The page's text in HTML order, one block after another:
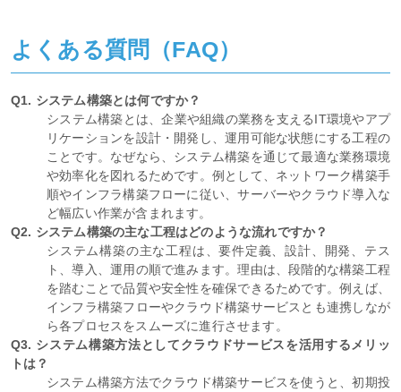
よくある質問（FAQ）
Q1. システム構築とは何ですか？
システム構築とは、企業や組織の業務を支えるIT環境やアプ
リケーションを設計・開発し、運用可能な状態にする工程の
ことです。なぜなら、システム構築を通じて最適な業務環境
や効率化を図れるためです。例として、ネットワーク構築手
順やインフラ構築フローに従い、サーバーやクラウド導入な
ど幅広い作業が含まれます。
Q2. システム構築の主な工程はどのような流れですか？
システム構築の主な工程は、要件定義、設計、開発、テス
ト、導入、運用の順で進みます。理由は、段階的な構築工程
を踏むことで品質や安全性を確保できるためです。例えば、
インフラ構築フローやクラウド構築サービスとも連携しなが
ら各プロセスをスムーズに進行させます。
Q3. システム構築方法としてクラウドサービスを活用するメリッ
トは？
システム構築方法でクラウド構築サービスを使うと、初期投